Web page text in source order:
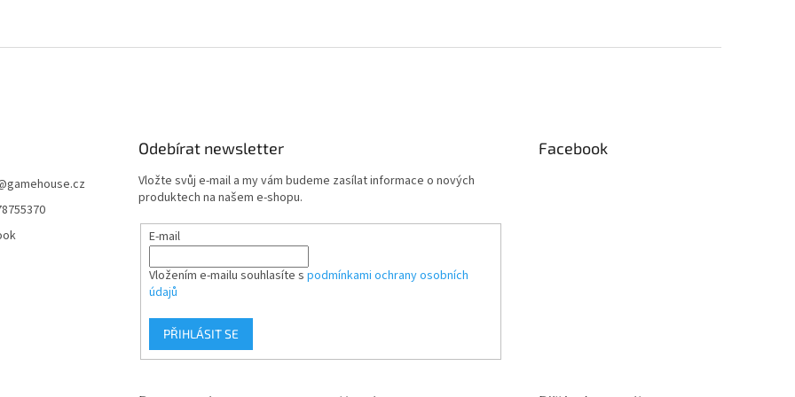
gamehouse.cz
Odebírat newsletter
Vložte svůj e-mail a my vám budeme zasílat informace o nových
produktech na našem e-shopu.
E-mail
Vložením e-mailu souhlasíte s podmínkami ochrany osobních
údajů
PŘIHLÁSIT SE
Facebook